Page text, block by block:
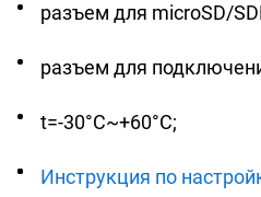
разъем для microSD/
разъем для
t=-30°C~+60°C;
Инструкция по настройке и прошивке